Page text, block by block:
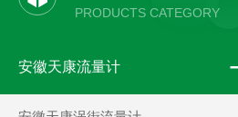
PRODUCTS CATEGORY
安徽天康流量计